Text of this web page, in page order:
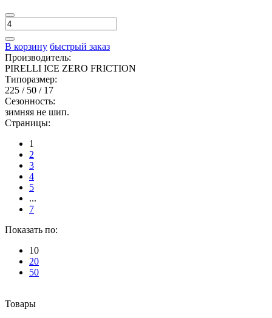
В корзину быстрый заказ
Производитель:
PIRELLI ICE ZERO FRICTION
Типоразмер:
225 / 50 / 17
Сезонность:
зимняя не шип.
Страницы:
1
2
3
4
5
...
7
Показать по:
10
20
50
Товары